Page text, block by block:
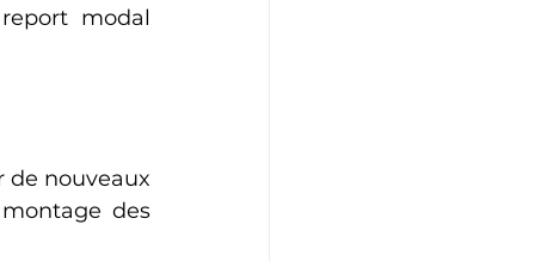
modal
de nouveaux
des